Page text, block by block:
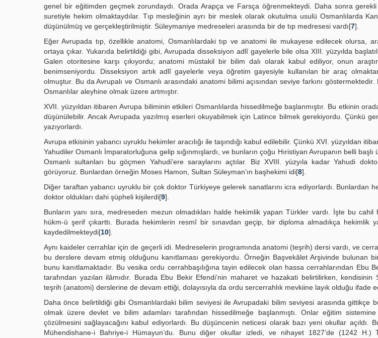
genel bir eğitimden geçmek zorundaydı. Orada Arapça ve Farsça öğrenmekteydi. Daha sonra
suretiyle hekim olmaktaydılar. Tıp mesleğinin ayrı bir meslek olarak okutulma usulü Osmanlılarda
düşünülmüş ve gerçekleştirilmiştir. Süleymaniye medreseleri arasında bir de tıp medresesi vardı[7].
Eğer Avrupada tıp, özellikle anatomi, Osmanlılardaki tıp ve anatomi ile mukayese edilecek olursa,
ortaya çıkar. Yukarıda belirtildiği gibi, Avrupada disseksiyon adlî gayelerle bile olsa XIII. yüzyılda
Galen otoritesine karşı çıkıyordu; anatomi müstakil bir bilim dalı olarak kabul ediliyor, onun
benimseniyordu. Disseksiyon artık adlî gayelerle veya öğretim gayesiyle kullanılan bir araç
olmuştur. Bu da Avrupalı ve Osmanlı arasındaki anatomi bilimi açısından seviye farkını
Osmanlılar aleyhine olmak üzere artmıştır.
XVII. yüzyıldan itibaren Avrupa biliminin etkileri Osmanlılarda hissedilmeğe başlanmıştır. Bu etkinin
düşünülebilir. Ancak Avrupada yazılmış eserleri okuyabilmek için Latince bilmek gerekiyordu. Çünkü
yazıyorlardı.
Avrupa etkisinin yabancı uyruklu hekimler aracılığı ile taşındığı kabul edilebilir. Çünkü XVI. yüzyıldan
Yahudiler Osmanlı İmparatorluğuna gelip sığınmışlardı, ve bunların çoğu Hıristiyan Avrupanın belli
Osmanlı sultanları bu göçmen Yahudi'ere saraylarını açtılar. Biz XVIII. yüzyıla kadar Yahudi
görüyoruz. Bunlardan örneğin Moses Hamon, Sultan Süleyman’ın başhekimi idi[8].
Diğer taraftan yabancı uyruklu bir çok doktor Türkiyeye gelerek sanatlarını icra ediyorlardı. Bunlardan
doktor oldukları dahi şüpheli kişilerdi[9].
Bunların yanı sıra, medreseden mezun olmadıkları halde hekimlik yapan Türkler vardı. İşte bu
hükm-ü şerif çıkarttı. Burada hekimlerin resmî bir sınavdan geçip, bir diploma almadıkça hekimlik
kaydedilmekteydi[10].
Aynı kaideler cerrahlar için de geçerli idi. Medreselerin programında anatomi (teşrih) dersi vardı, ve
bu derslere devam etmiş olduğunu kanıtlaması gerekiyordu. Örneğin Başvekâlet Arşivinde bulunan
bunu kanıtlamaktadır. Bu vesika ordu cerrahbaşılığına tayin edilecek olan hassa cerrahlarından Ebu
tarafından yazılan ilâmıdır. Burada Ebu Bekir Efendi’nin maharet ve hazakati belirtilirken,
teşrih (anatomi) derslerine de devam ettiği, dolayısıyla da ordu sercerrahlık mevkiine layık olduğu ifade
Daha önce belirtildiği gibi Osmanlılardaki bilim seviyesi ile Avrupadaki bilim seviyesi arasında gittikçe
olmak üzere devlet ve bilim adamları tarafından hissedilmeğe başlanmıştı. Onlar eğitim
çözülmesini sağlayacağını kabul ediyorlardı. Bu düşüncenin neticesi olarak bazı yeni okullar açıldı.
Mühendishane-i Bahriye-i Hümayun’du. Bunu diğer okullar izledi, ve nihayet 1827’de (1242 H.)